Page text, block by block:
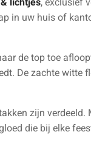
in uw huis of
de top toe
De zachte witte
zijn
die bij elke